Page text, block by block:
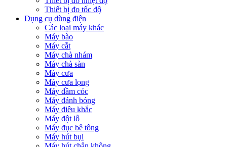
Thiết bị đo tốc độ
Dụng cụ dùng điện
Các loại máy khác
Máy bào
Máy cắt
Máy chà nhám
Máy chà sàn
Máy cưa
Máy cưa lọng
Máy đầm cóc
Máy đánh bóng
Máy điêu khắc
Máy đột lỗ
Máy đục bê tông
Máy hút bụi